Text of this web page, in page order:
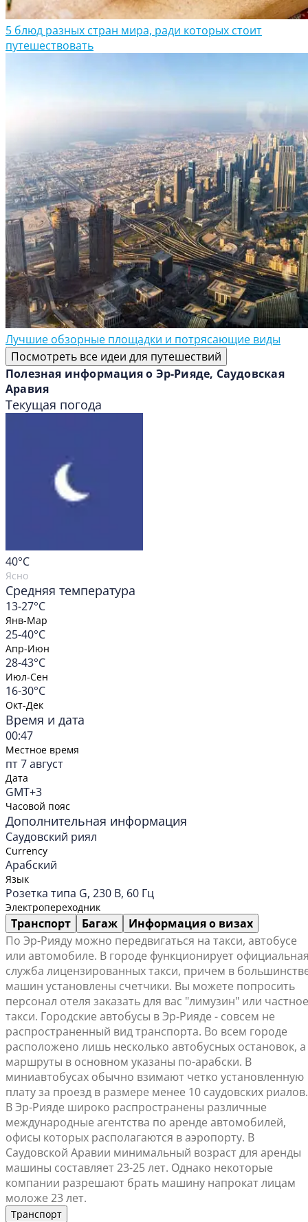
5 блюд разных стран мира, ради которых стоит
путешествовать
Лучшие обзорные площадки и потрясающие виды
Посмотреть все идеи для путешествий
Полезная информация о Эр-Рияде, Саудовская
Аравия
Текущая погода
40°C
Ясно
Средняя температура
13-27°C
Янв-Мар
25-40°C
Апр-Июн
28-43°C
Июл-Сен
16-30°C
Окт-Дек
Время и дата
00:47
Местное время
пт 7 август
Дата
GMT+3
Часовой пояс
Дополнительная информация
Саудовский риял
Currency
Арабский
Язык
Розетка типа G, 230 В, 60 Гц
Электропереходник
Транспорт Багаж
Информация о визах
По Эр-Рияду можно передвигаться на такси, автобусе
или автомобиле. В городе функционирует
служба лицензированных такси, причем в
машин установлены счетчики. Вы можете попросить
персонал отеля заказать для вас "лимузин" или частное
такси. Городские автобусы в Эр-Рияде - совсем не
распространенный вид транспорта. Во всем городе
расположено лишь несколько автобусных остановок, а
маршруты в основном указаны по-арабски. В
миниавтобусах обычно взимают четко установленную
плату за проезд в размере менее 10 саудовских риалов.
В Эр-Рияде широко распространены различные
международные агентства по аренде автомобилей,
офисы которых располагаются в аэропорту. В
Саудовской Аравии минимальный возраст для аренды
машины составляет 23-25 лет. Однако некоторые
компании разрешают брать машину напрокат лицам
моложе 23 лет.
Транспорт